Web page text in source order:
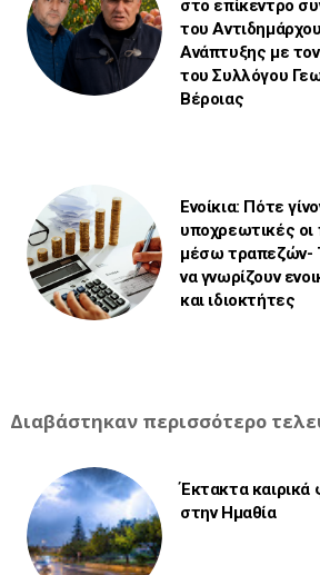
στο επίκεντρο
του
Ανάπτυξης με
του Συλλόγου
Βέροιας
Ενοίκια: Πότε
υποχρεωτικές
μέσω τραπεζών-
να γνωρίζουν
και ιδιοκτήτες
Διαβάστηκαν περισσότερο
Έκτακτα καιρικά
στην Ημαθία